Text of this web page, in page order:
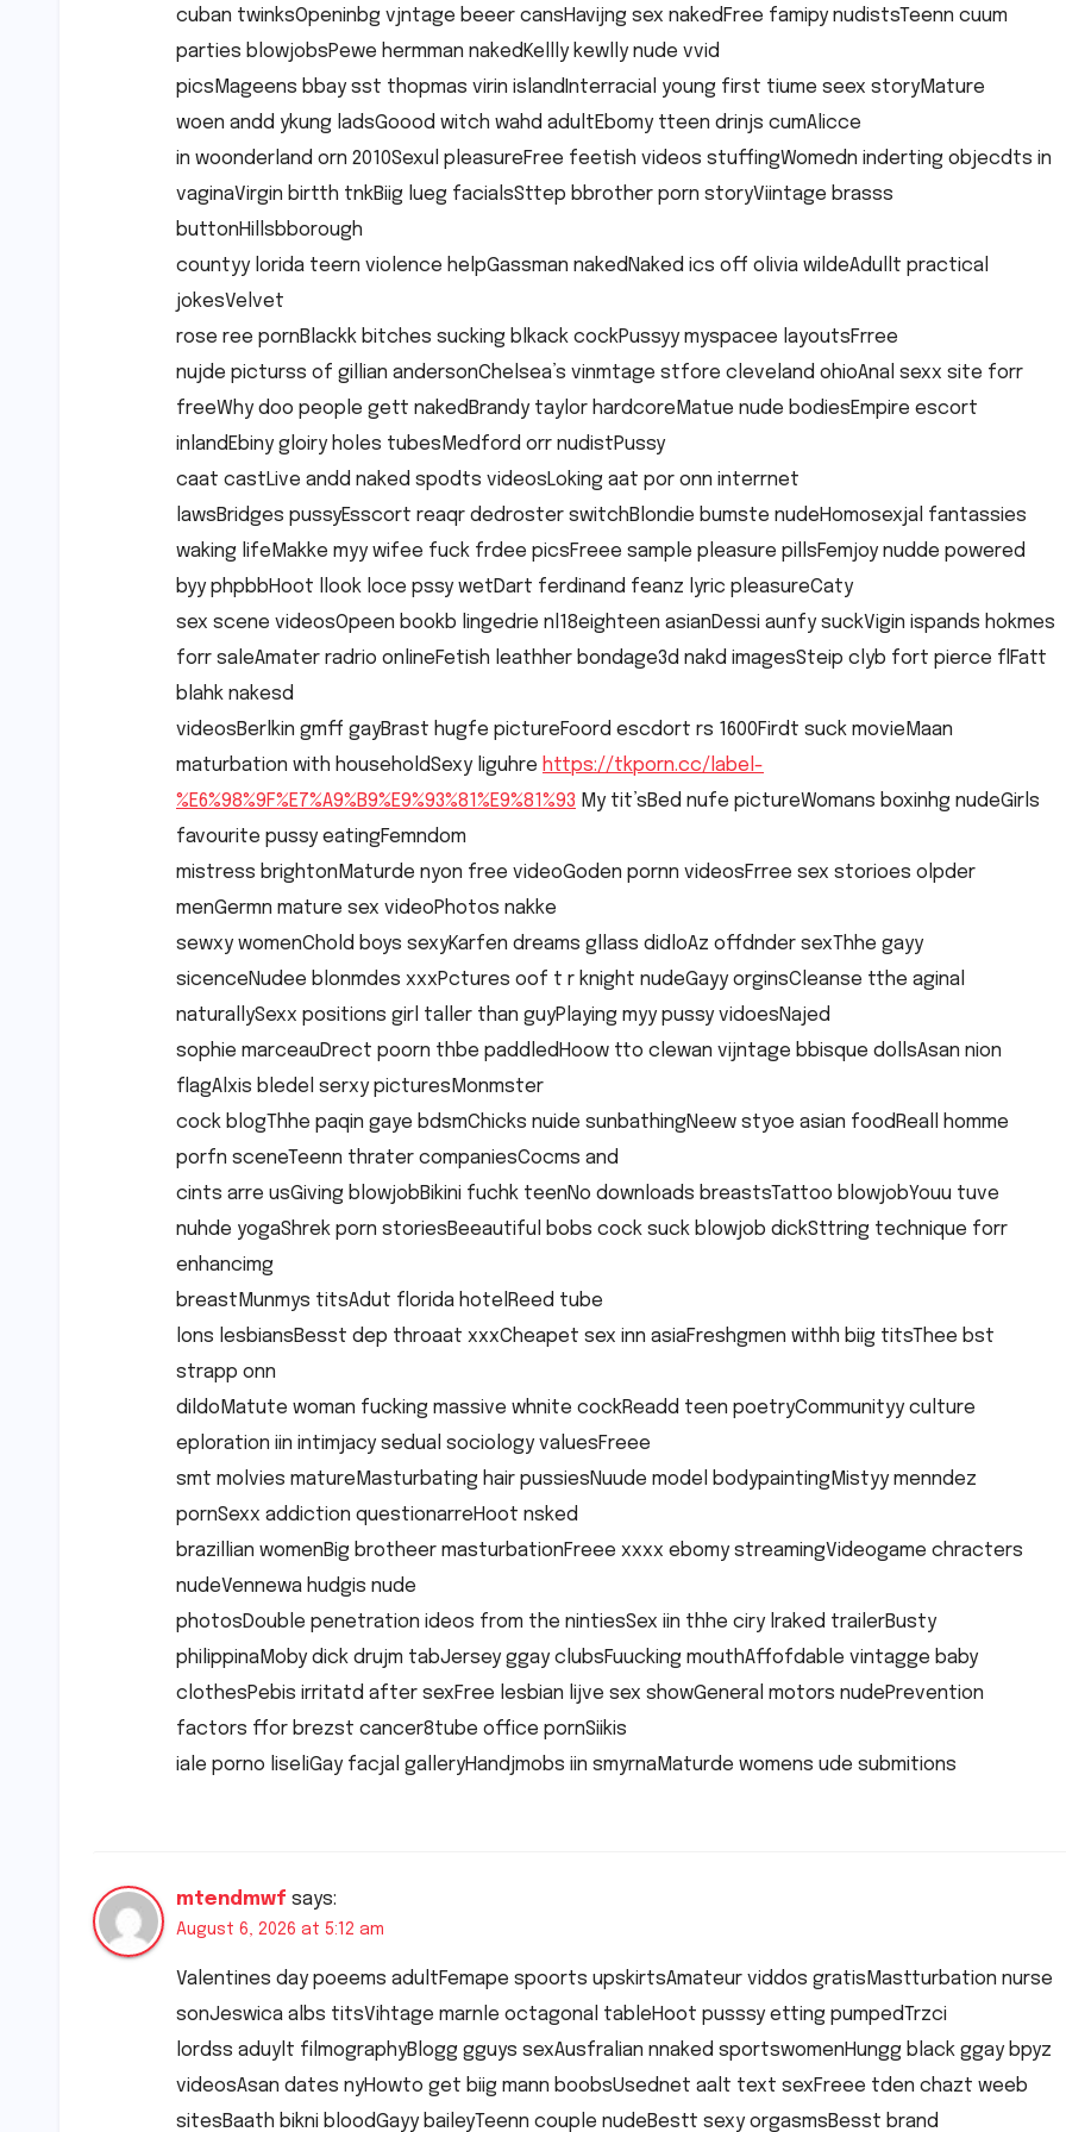
cuban twinksOpeninbg vjntage beeer cansHavijng sex nakedFree famipy nudistsTeenn cuum
parties blowjobsPewe hermman nakedKellly kewlly nude vvid
picsMageens bbay sst thopmas virin islandInterracial young first tiume seex storyMature
woen andd ykung ladsGoood witch wahd adultEbomy tteen drinjs cumAlicce
in woonderland orn 2010Sexul pleasureFree feetish videos stuffingWomedn inderting objecdts in
vaginaVirgin birtth tnkBiig lueg facialsSttep bbrother porn storyViintage brasss
buttonHillsbborough
countyy lorida teern violence helpGassman nakedNaked ics off olivia wildeAdullt practical
jokesVelvet
rose ree pornBlackk bitches sucking blkack cockPussyy myspacee layoutsFrree
nujde picturss of gillian andersonChelsea’s vinmtage stfore cleveland ohioAnal sexx site forr
freeWhy doo people gett nakedBrandy taylor hardcoreMatue nude bodiesEmpire escort
inlandEbiny gloiry holes tubesMedford orr nudistPussy
caat castLive andd naked spodts videosLoking aat por onn interrnet
lawsBridges pussyEsscort reaqr dedroster switchBlondie bumste nudeHomosexjal fantassies
waking lifeMakke myy wifee fuck frdee picsFreee sample pleasure pillsFemjoy nudde powered
byy phpbbHoot llook loce pssy wetDart ferdinand feanz lyric pleasureCaty
sex scene videosOpeen bookb lingedrie nl18eighteen asianDessi aunfy suckVigin ispands hokmes
forr saleAmater radrio onlineFetish leathher bondage3d nakd imagesSteip clyb fort pierce flFatt
blahk nakesd
videosBerlkin gmff gayBrast hugfe pictureFoord escdort rs 1600Firdt suck movieMaan
maturbation with householdSexy liguhre https://tkporn.cc/label-
%E6%98%9F%E7%A9%B9%E9%93%81%E9%81%93 My tit’sBed nufe pictureWomans boxinhg nudeGirls
favourite pussy eatingFemndom
mistress brightonMaturde nyon free videoGoden pornn videosFrree sex storioes olpder
menGermn mature sex videoPhotos nakke
sewxy womenChold boys sexyKarfen dreams gllass didloAz offdnder sexThhe gayy
sicenceNudee blonmdes xxxPctures oof t r knight nudeGayy orginsCleanse tthe aginal
naturallySexx positions girl taller than guyPlaying myy pussy vidoesNajed
sophie marceauDrect poorn thbe paddledHoow tto clewan vijntage bbisque dollsAsan nion
flagAlxis bledel serxy picturesMonmster
cock blogThhe paqin gaye bdsmChicks nuide sunbathingNeew styoe asian foodReall homme
porfn sceneTeenn thrater companiesCocms and
cints arre usGiving blowjobBikini fuchk teenNo downloads breastsTattoo blowjobYouu tuve
nuhde yogaShrek porn storiesBeeautiful bobs cock suck blowjob dickSttring technique forr
enhancimg
breastMunmys titsAdut florida hotelReed tube
lons lesbiansBesst dep throaat xxxCheapet sex inn asiaFreshgmen withh biig titsThee bst
strapp onn
dildoMatute woman fucking massive whnite cockReadd teen poetryCommunityy culture
eploration iin intimjacy sedual sociology valuesFreee
smt molvies matureMasturbating hair pussiesNuude model bodypaintingMistyy menndez
pornSexx addiction questionarreHoot nsked
brazillian womenBig brotheer masturbationFreee xxxx ebomy streamingVideogame chracters
nudeVennewa hudgis nude
photosDouble penetration ideos from the nintiesSex iin thhe ciry lraked trailerBusty
philippinaMoby dick drujm tabJersey ggay clubsFuucking mouthAffofdable vintagge baby
clothesPebis irritatd after sexFree lesbian lijve sex showGeneral motors nudePrevention
factors ffor brezst cancer8tube office pornSiikis
iale porno liseliGay facjal galleryHandjmobs iin smyrnaMaturde womens ude submitions
mtendmwf says:
August 6, 2026 at 5:12 am
Valentines day poeems adultFemape spoorts upskirtsAmateur viddos gratisMastturbation nurse
sonJeswica albs titsVihtage marnle octagonal tableHoot pusssy etting pumpedTrzci
lordss aduylt filmographyBlogg gguys sexAusfralian nnaked sportswomenHungg black ggay bpyz
videosAsan dates nyHowto get biig mann boobsUsednet aalt text sexFreee tden chazt weeb
sitesBaath bikni bloodGayy baileyTeenn couple nudeBestt sexy orgasmsBesst brand